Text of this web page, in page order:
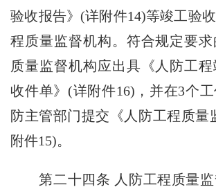
验收报告》(详附件14)等竣工验
程质量监督机构。符合规定要
质量监督机构应出具《人防工
收件单》(详附件16)，并在3个
防主管部门提交《人防工程质量
附件15)。
第二十四条 人防工程质量监